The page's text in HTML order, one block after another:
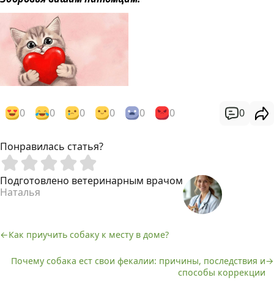
0 0 0 0 0 0 0
Понравилась статья?
Подготовлено ветеринарным врачом
Наталья
Навигация
по
Как приучить собаку к месту в доме?
Почему собака ест свои фекалии: причины, последствия и
способы коррекции